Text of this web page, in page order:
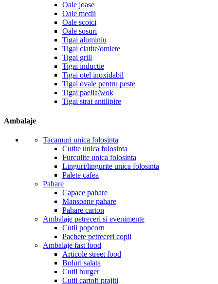
Oale joase
Oale medii
Oale scoici
Oale sosuri
Tigai aluminiu
Tigai clatite/omlete
Tigai grill
Tigai inductie
Tigai otel inoxidabil
Tigai ovale pentru peste
Tigai paella/wok
Tigai strat antilipire
Ambalaje
Tacamuri unica folosinta
Cutite unica folosinta
Furculite unica folosinta
Linguri/lingurite unica folosinta
Palete cafea
Pahare
Capace pahare
Mansoane pahare
Pahare carton
Ambalaje petreceri si evenimente
Cutii popcorn
Pachete petreceri copii
Ambalaje fast food
Articole street food
Boluri salata
Cutii burger
Cutii cartofi prajiti